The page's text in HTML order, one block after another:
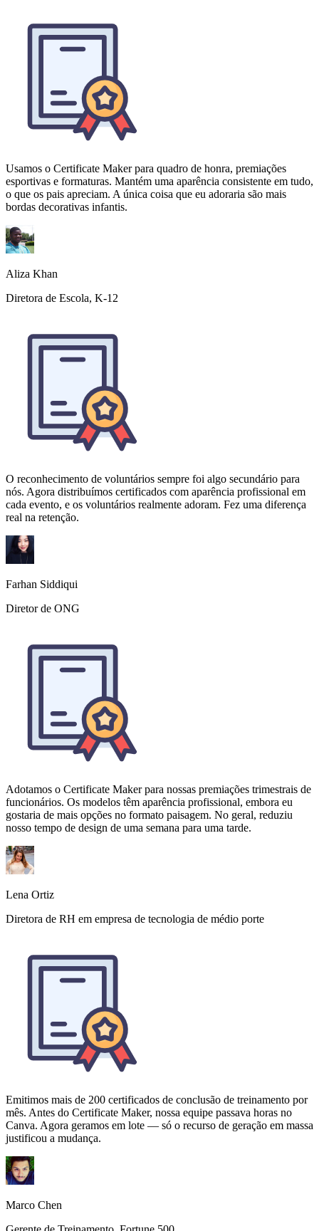
Usamos o Certificate Maker para quadro de honra, premiações
esportivas e formaturas. Mantém uma aparência consistente em tudo,
o que os pais apreciam. A única coisa que eu adoraria são mais
bordas decorativas infantis.
Aliza Khan
Diretora de Escola, K-12
O reconhecimento de voluntários sempre foi algo secundário para
nós. Agora distribuímos certificados com aparência profissional em
cada evento, e os voluntários realmente adoram. Fez uma diferença
real na retenção.
Farhan Siddiqui
Diretor de ONG
Adotamos o Certificate Maker para nossas premiações trimestrais de
funcionários. Os modelos têm aparência profissional, embora eu
gostaria de mais opções no formato paisagem. No geral, reduziu
nosso tempo de design de uma semana para uma tarde.
Lena Ortiz
Diretora de RH em empresa de tecnologia de médio porte
Emitimos mais de 200 certificados de conclusão de treinamento por
mês. Antes do Certificate Maker, nossa equipe passava horas no
Canva. Agora geramos em lote — só o recurso de geração em massa
justificou a mudança.
Marco Chen
Gerente de Treinamento, Fortune 500